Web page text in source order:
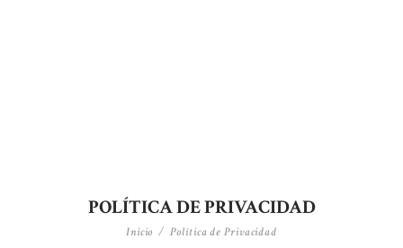
POLÍTICA DE PRIVACIDAD
Inicio Política de Privacidad